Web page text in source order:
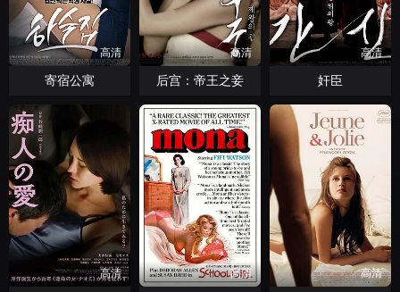
高清
寄宿公寓
高清
后宫：帝王之妾
高清
奸臣
高清 高清 高清